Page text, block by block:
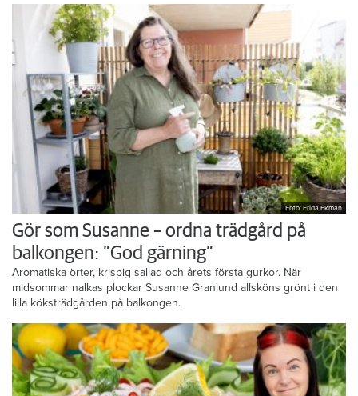
Foto: Frida Ekman
Gör som Susanne – ordna trädgård på
balkongen: ”God gärning”
Aromatiska örter, krispig sallad och årets första gurkor. När
midsommar nalkas plockar Susanne Granlund allsköns grönt i den
lilla köksträdgården på balkongen.